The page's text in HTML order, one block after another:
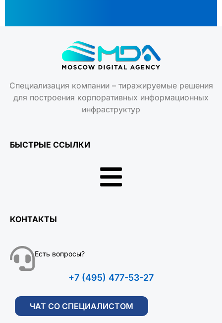
Специализация компании – тиражируемые решения
для построения корпоративных информационных
инфраструктур
БЫСТРЫЕ ССЫЛКИ
КОНТАКТЫ
Есть вопросы?
+7 (495) 477-53-27
ЧАТ СО СПЕЦИАЛИСТОМ